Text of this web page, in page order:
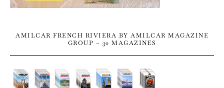
AMILCAR FRENCH RIVIERA BY AMILCAR MAGAZINE
GROUP – 30 MAGAZINES